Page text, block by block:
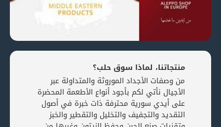
منتجاتنا، لماذا سوق حلب؟
من وصفات الأجداد الموروثة والمتداولة عبر
الأجيال نأتي لكم بأجود أنواع الأطعمة المحضرة
على أيدي سورية محترفة ذات خبرة في أصول
التقديد والتجفيف والتخليل والتقطير والخبز